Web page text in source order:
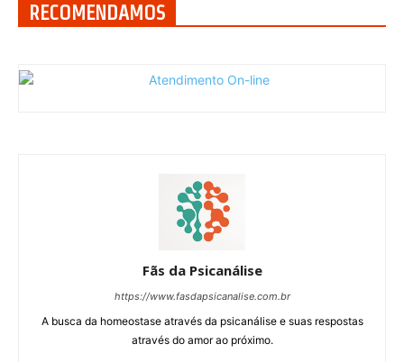
RECOMENDAMOS
Fãs da Psicanálise
https://www.fasdapsicanalise.com.br
A busca da homeostase através da psicanálise e suas respostas
através do amor ao próximo.